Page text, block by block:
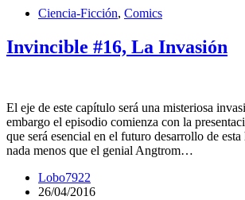
Ciencia-Ficción, Comics
Invincible #16, La Invasión
El eje de este capítulo será una misteriosa
embargo el episodio comienza con la
que será esencial en el futuro desarrollo de
nada menos que el genial Angtrom…
Lobo7922
26/04/2016